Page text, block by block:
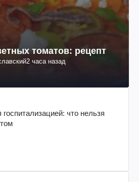
томатов: рецепт
2 часа назад
что нельзя